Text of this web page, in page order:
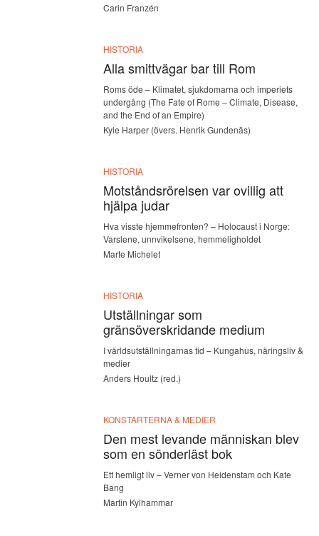
Carin Franzén
HISTORIA
Alla smittvägar bar till Rom
Roms öde – Klimatet, sjukdomarna och imperiets
undergång (The Fate of Rome – Climate, Disease,
and the End of an Empire)
Kyle Harper (övers. Henrik Gundenäs)
HISTORIA
Motståndsrörelsen var ovillig att
hjälpa judar
Hva visste hjemmefronten? – Holocaust i Norge:
Varslene, unnvikelsene, hemmeligholdet
Marte Michelet
HISTORIA
Utställningar som
gränsöverskridande medium
I världsutställningarnas tid – Kungahus, näringsliv &
medier
Anders Houltz (red.)
KONSTARTERNA & MEDIER
Den mest levande människan blev
som en sönderläst bok
Ett hemligt liv – Verner von Heidenstam och Kate
Bang
Martin Kylhammar